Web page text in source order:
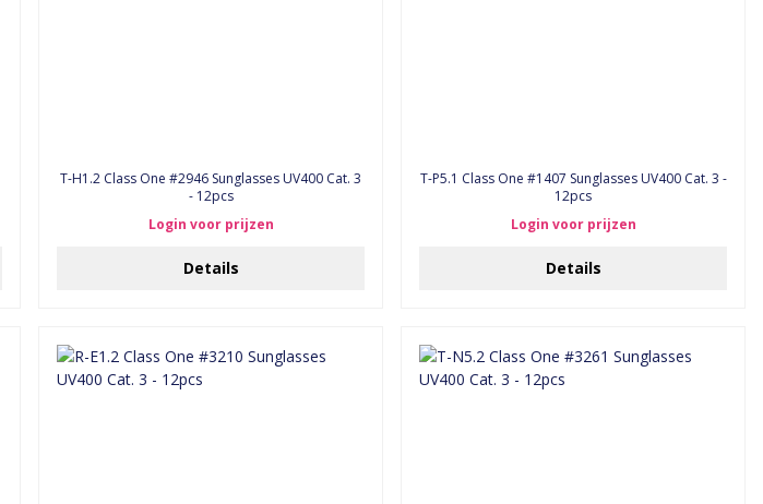
T-H1.2 Class One #2946 Sunglasses UV400 Cat. 3
- 12pcs
Login voor prijzen
Details
T-P5.1 Class One #1407 Sunglasses UV400 Cat. 3 -
12pcs
Login voor prijzen
Details